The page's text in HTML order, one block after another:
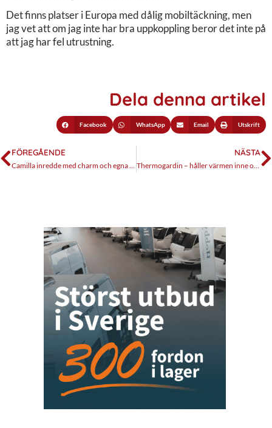
Det finns platser i Europa med dålig mobiltäckning, men
jag vet att om jag inte har bra uppkoppling beror det inte på
att jag har fel utrustning.
Dela denna artikel
Facebook WhatsApp Email Utskrift
FÖREGÅENDE
Camilla inredde med charm och egna idéer
NÄSTA
Thermogardin – håller värmen inne och oljud ute!